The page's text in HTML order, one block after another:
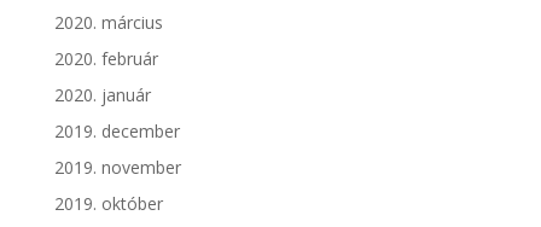
2020. március
2020. február
2020. január
2019. december
2019. november
2019. október